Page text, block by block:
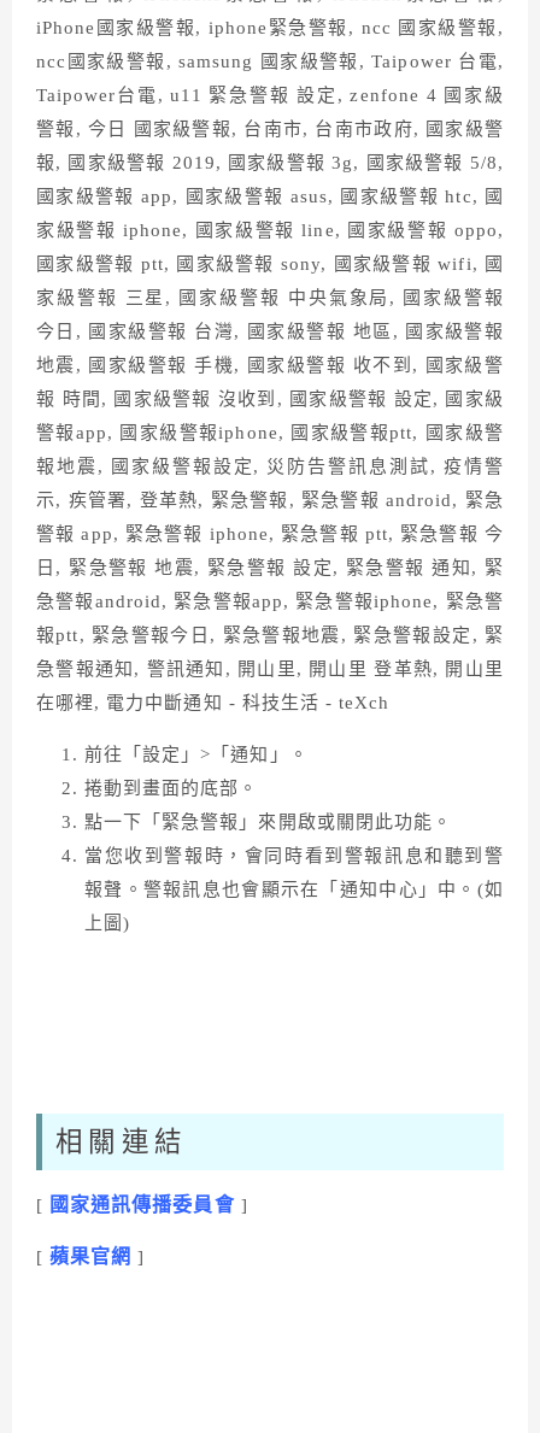
前往「設定」>「通知」。
捲動到畫面的底部。
點一下「緊急警報」來開啟或關閉此功能。
當您收到警報時，會同時看到警報訊息和聽到警
報聲。警報訊息也會顯示在「通知中心」中。(如
上圖)
相關連結
[ 國家通訊傳播委員會]
[蘋果官網 ]